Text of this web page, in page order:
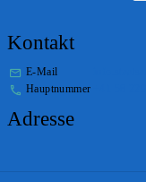
Kontakt
E-Mail
Hauptnummer
Adresse